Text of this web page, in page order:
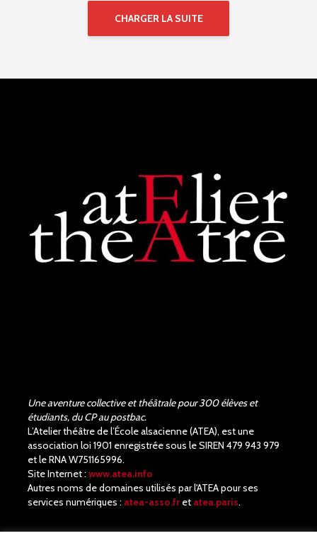
CHARGER LA SUITE
Une aventure collective et théâtrale pour 300 élèves et
étudiants, du CP au postbac.
L’Atelier théâtre de l’École alsacienne (ATEA), est une
association loi 1901 enregistrée sous le SIREN 479 943 979
et le RNA W751165996.
Site Internet : www.atea.info
Autres noms de domaines utilisés par l'ATEA pour ses
services numériques : atea-asso.fr et atea.paris.